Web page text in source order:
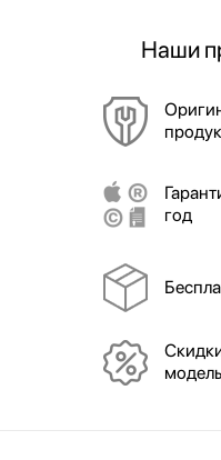
Наши
год
модель